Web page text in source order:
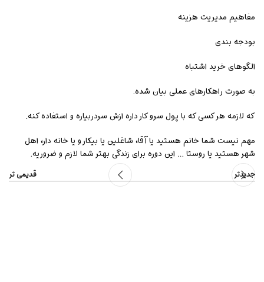
مفاهیم مدیریت هزینه
بودجه بندی
الگوهای خرید اشتباه
به صورت راهکارهای عملی بیان شده.
که لازمه هر کسی که با پول سرو کار داره ازش سردربیاره و استفاده کنه.
مهم نیست شما خانم هستید یا آقا، شاغلین یا بیکار و یا خانه دار، اهل
شهر هستید یا روستا … این دوره برای زندگی بهتر شما لازم و ضروریه.
جدیدتر قدیمی تر